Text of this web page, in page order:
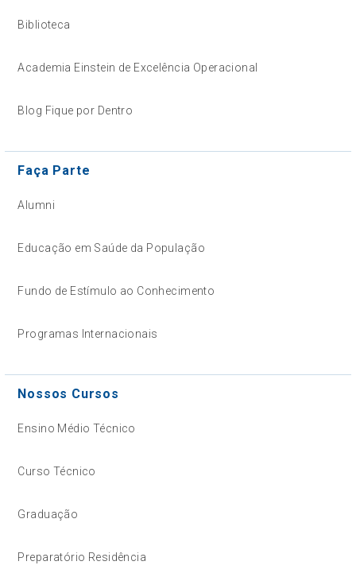
Biblioteca
Academia Einstein de Excelência Operacional
Blog Fique por Dentro
Faça Parte
Alumni
Educação em Saúde da População
Fundo de Estímulo ao Conhecimento
Programas Internacionais
Nossos Cursos
Ensino Médio Técnico
Curso Técnico
Graduação
Preparatório Residência